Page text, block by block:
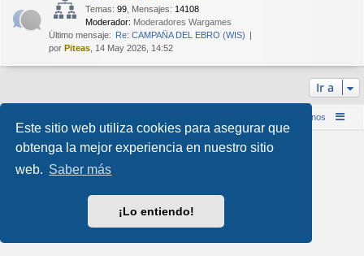
Este sitio web utiliza cookies para asegurar que
obtenga la mejor experiencia en nuestro sitio
web. Saber más
¡Lo entiendo!
Temas: 99 Mensajes: 14108
Moderador: Moderadores Wargames
Último mensaje: Re: CAMPAÑA DEL EBRO (WIS)
por Piteas , 14 May 2026, 14:52
Ir a
Contáctenos
Desarrollado porphpBB® Forum Software © phpBB Limited
Traducción al español por